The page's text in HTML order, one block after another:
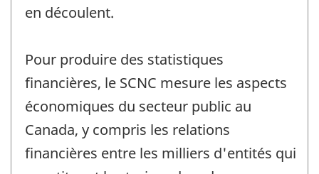
en découlent.
Pour produire des statistiques
financières, le SCNC mesure les aspects
économiques du secteur public au
Canada, y compris les relations
financières entre les milliers d'entités qui